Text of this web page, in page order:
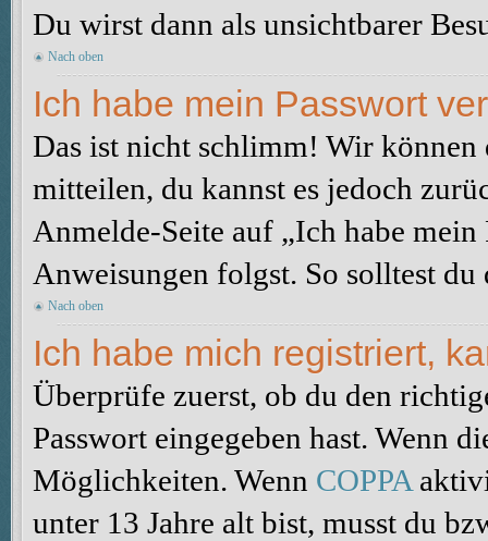
Du wirst dann als unsichtbarer
Nach oben
Ich habe mein Passwort
Das ist nicht schlimm! Wir
mitteilen, du kannst es jedoch
Anmelde-Seite auf „Ich habe
Anweisungen folgst. So solltest
Nach oben
Ich habe mich registriert,
Überprüfe zuerst, ob du den
Passwort eingegeben hast. Wenn
Möglichkeiten. Wenn COPPA
unter 13 Jahre alt bist, musst du